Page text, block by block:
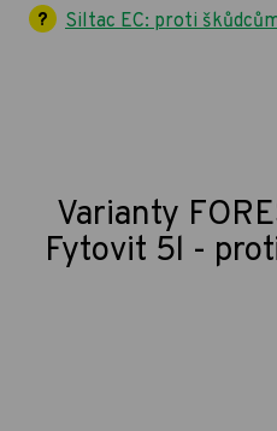
Siltac EC: proti
Varianty
Fytovit 5l -